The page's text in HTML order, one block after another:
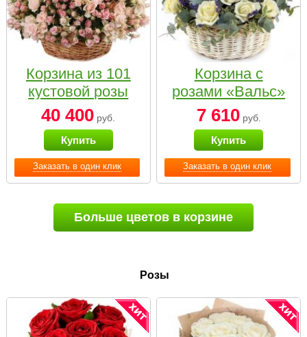
Заказать в один клик
Корзина из 101
кустовой розы
нежных тонов
40 400 руб.
Купить
Заказать в один клик
Корзина с
розами «Вальс»
7 610руб.
Купить
Больше цветов в корзине
Розы